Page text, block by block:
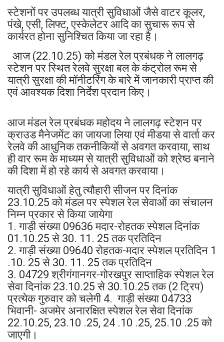
स्टेशनों पर उपलब्ध यात्री सुविधाओं जैसे वाटर कूलर,
पंखे, एसी, लिफ्ट, एस्केलेटर आदि का सुचारू रूप से
कार्यरत होना सुनिश्चित किया जा रहा है।
आज (22.10.25) को मंडल रेल प्रबंधक ने लालगढ़
स्टेशन पर स्थित रेलवे सुरक्षा बल के कंट्रोल रूम से
यात्री सुरक्षा की मॉनीटरिंग के बारे में जानकारी प्राप्त की
एवं आवश्यक दिशा निर्देश प्रदान किए।
आज मंडल रेल प्रबंधक महोदय ने लालगढ़ स्टेशन पर
क्राउड मैनेजमेंट का जायजा लिया एवं मीडया से वार्ता कर
रेलवे की आधुनिक तकनीकियों से अवगत करवाया, साथ
ही वार रूम के माध्यम से यात्री सुविधाओं को श्रेष्ठ बनाने
की दिशा में हो रहे कार्य से अवगत करवाया।
यात्री सुविधाओं हेतु त्यौहारी सीजन पर दिनांक
23.10.25 को मंडल पर स्पेशल रेल सेवाओं का संचालन
निम्न प्रकार से किया जायेगा
1. गाड़ी संख्या 09636 मदार-रोहतक स्पेशल दिनांक
01.10.25 से 30. 11. 25 तक प्रतिदिन
2. गाड़ी संख्या 09640 रोहतक-मदार स्पेशल प्रतिदिन 1
.10. 25 से 30. 11. 25 तक प्रतिदिन
3. 04729 श्रीगंगानगर-गोरखपुर साप्ताहिक स्पेशल रेल
सेवा दिनांक 23.10.25 से 30.10.25 तक (2 ट्रिप)
प्रत्येक गुरुवार को चलेगी 4. गाड़ी संख्या 04733
भिवानी- अजमेर अनारक्षित स्पेशल रेल सेवा दिनांक
22.10.25, 23.10 .25, 24 .10 .25, 25.10 .25 को
जाएगी।